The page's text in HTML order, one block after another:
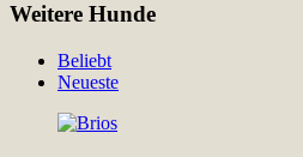
Weitere Hunde
Beliebt
Neueste